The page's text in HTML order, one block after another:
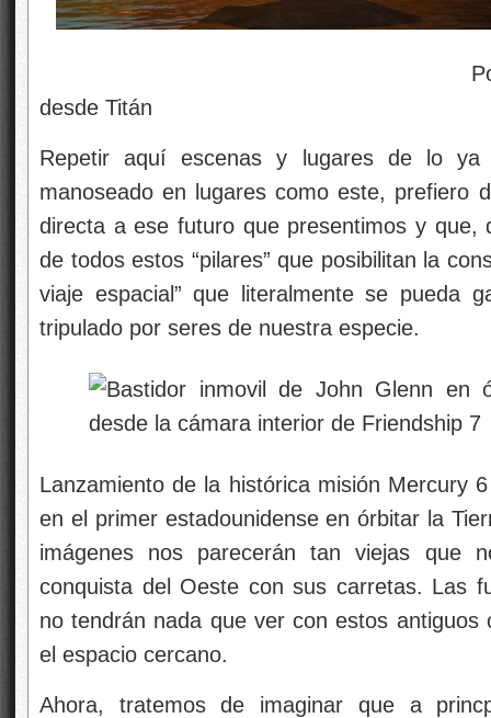
Posiblemente, así
desde Titán
Repetir aquí escenas y lugares de lo
manoseado en lugares como este, prefiero
directa a ese futuro que presentimos y que,
de todos estos “pilares” que posibilitan la
viaje espacial” que literalmente se pueda
tripulado por seres de nuestra especie.
Lanzamiento de la histórica misión Mercury
en el primer estadounidense en órbitar la
imágenes nos parecerán tan viejas que
conquista del Oeste con sus carretas. Las
no tendrán nada que ver con estos
el espacio cercano.
Ahora, tratemos de imaginar que a